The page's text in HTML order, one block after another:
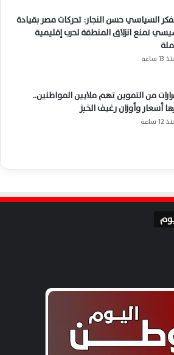
السياسي حسن النجار: تحركات مصر بقيادة
تمنع انزلاق المنطقة لحرب إقليمية
ساعة
من التموين تهم ملايين المواطنين..
أسعار وأوزان رغيف الخبز
ساعة